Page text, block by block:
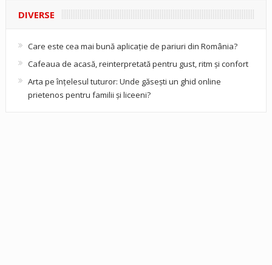
DIVERSE
Care este cea mai bună aplicație de pariuri din România?
Cafeaua de acasă, reinterpretată pentru gust, ritm și confort
Arta pe înțelesul tuturor: Unde găsești un ghid online
prietenos pentru familii și liceeni?